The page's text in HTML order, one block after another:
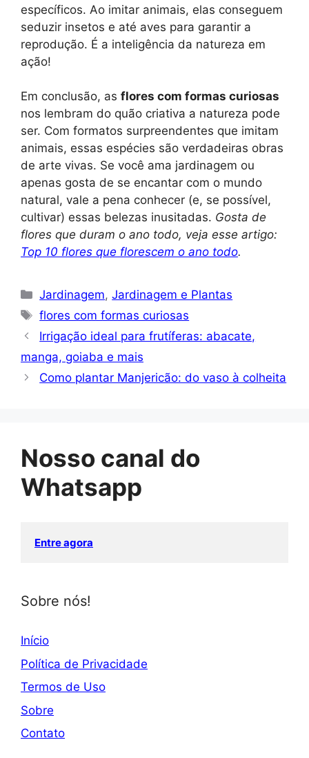
específicos. Ao imitar animais, elas conseguem
seduzir insetos e até aves para garantir a
reprodução. É a inteligência da natureza em
ação!
Em conclusão, as flores com formas curiosas
nos lembram do quão criativa a natureza pode
ser. Com formatos surpreendentes que imitam
animais, essas espécies são verdadeiras obras
de arte vivas. Se você ama jardinagem ou
apenas gosta de se encantar com o mundo
natural, vale a pena conhecer (e, se possível,
cultivar) essas belezas inusitadas. Gosta de
flores que duram o ano todo, veja esse artigo:
Top 10 flores que florescem o ano todo.
Categorias
Jardinagem,Jardinagem e Plantas
Tags
flores com formas curiosas
Irrigação ideal para frutíferas: abacate,
manga, goiaba e mais
Como plantar Manjericão: do vaso à colheita
Nosso canal do
Whatsapp
Entre agora
Sobre nós!
Início
Política de Privacidade
Termos de Uso
Sobre
Contato